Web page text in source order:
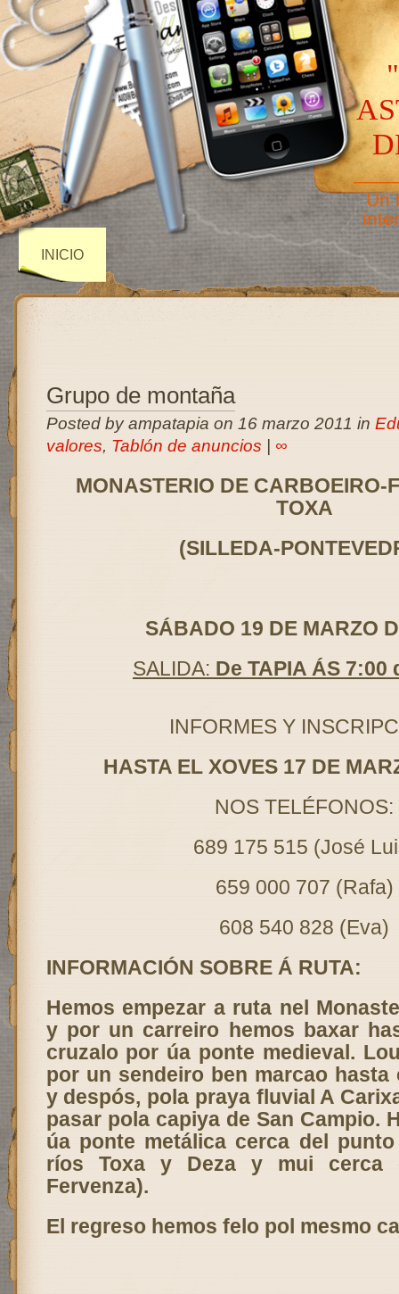
Un
INICIO
Grupo de montaña
Posted by ampatapia on 16 marzo 2011 in
valores, Tablón de anuncios ∞
MONASTERIO DE CARBOEIRO-
TOXA
(SILLEDA-
SÁBADO 19 DE MARZO
SALIDA: De TAPIA ÁS 7:00
INFORMES Y
HASTA EL XOVES 17 DE
NOS TELÉFONOS:
689 175 515 (José
659 000 707 (Rafa)
608 540 828 (Eva)
INFORMACIÓN SOBRE Á RUTA:
Hemos empezar a ruta nel
y por un carreiro hemos baxar
cruzalo por úa ponte medieval.
por un sendeiro ben marcao hasta
y despós, pola praya fluvial A
pasar pola capiya de San Campio.
úa ponte metálica cerca del
ríos Toxa y Deza y mui cerca
Fervenza).
El regreso hemos felo pol mesmo